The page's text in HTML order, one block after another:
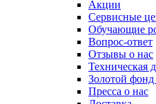
Акции
Сервисные
Обучающие
Вопрос-ответ
Отзывы о нас
Техническая
Золотой
Пресса о нас